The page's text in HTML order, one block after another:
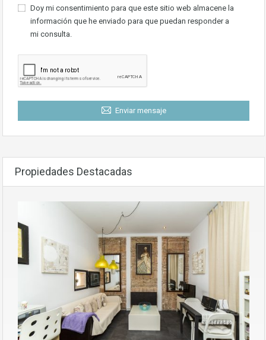
Doy mi consentimiento para que este sitio web almacene la
información que he enviado para que puedan responder a
mi consulta.
Enviar mensaje
Propiedades Destacadas